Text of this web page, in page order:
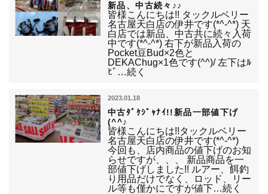
新品、中古続々♪♪
皆様こんにちは!! タックルベリー
名古屋天白店の伊井です(*^-^*) 天
白店では新品、中古共に続々入荷
中です(*^-^*) 右下が新品入荷の
Pocket豆Bud×2色と
DEKAChug×1色です(^^)/ 左下はﾙ
ﾋﾞ…続く
2023.01.18
中古ﾀﾞｹｼﾞｬﾅｲ!!新品一部値下げ
(^^♪
皆様こんにちは!!タックルベリー
名古屋天白店の伊井です(*^-^*)
今回も、店内商品の値下げのお知
らせですが、、、 新品商品を一
部値下げしました!! ルアー、餌釣
り用品だけでなく、ロッド、リー
ル等も僅かにですが値下…続く